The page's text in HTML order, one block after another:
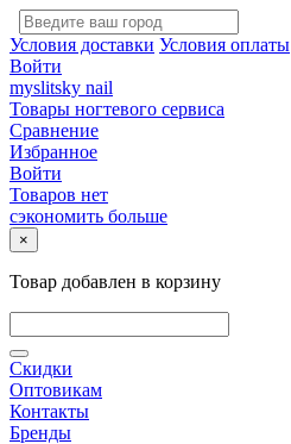
Условия доставки Условия оплаты
Войти
myslitsky nail
Товары ногтевого сервиса
Сравнение
Избранное
Войти
Товаров нет
сэкономить больше
×
Товар добавлен в корзину
Скидки
Оптовикам
Контакты
Бренды